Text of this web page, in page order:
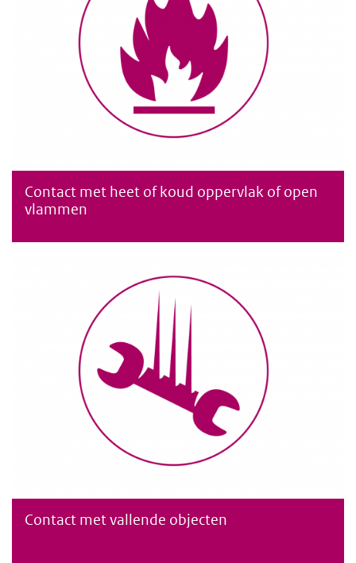
Contact met een heet of koud oppervlak of open vlammen
Contact met heet of koud oppervlak of open
vlammen
Contact met vallende objecten
Contact met vallende objecten